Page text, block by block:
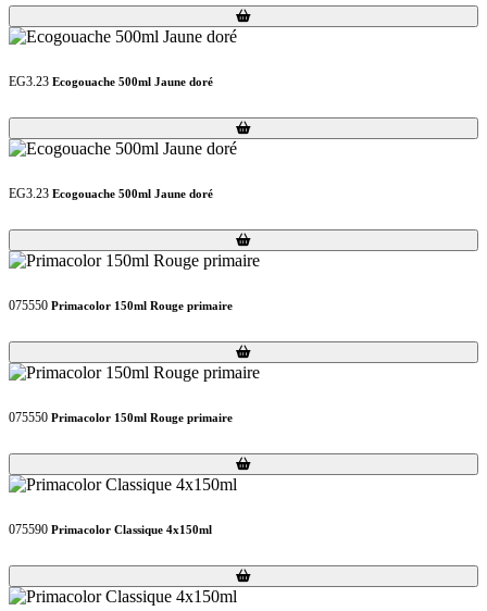
Loading...
Loading...
EG3.23 Ecogouache 500ml Jaune doré
Loading...
Loading...
EG3.23 Ecogouache 500ml Jaune doré
Loading...
Loading...
075550 Primacolor 150ml Rouge primaire
Loading...
Loading...
075550 Primacolor 150ml Rouge primaire
Loading...
Loading...
075590 Primacolor Classique 4x150ml
Loading...
Loading...